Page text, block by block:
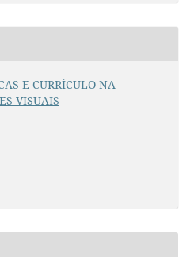
E CURRÍCULO NA
VISUAIS